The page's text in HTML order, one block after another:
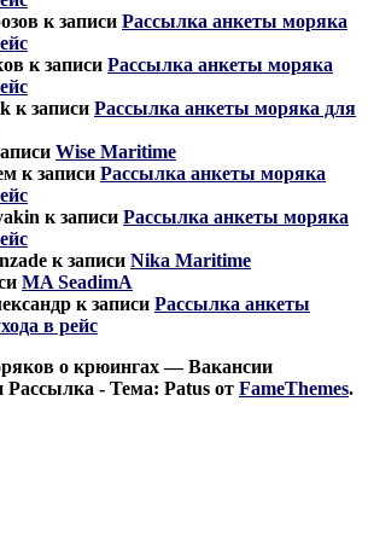
к записи Рассылка анкеты моряка
к записи Рассылка анкеты моряка
к записи Рассылка анкеты моряка для
Wise Maritime
к записи Рассылка анкеты моряка
к записи Рассылка анкеты моряка
к записи Nika Maritime
MA SeadimA
к записи Рассылка анкеты
в рейс
о крюингах — Вакансии
- Тема: Patus от FameThemes.